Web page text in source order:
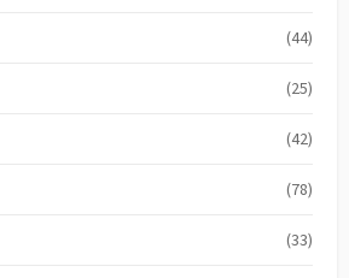
(44)
(25)
(42)
(78)
(33)